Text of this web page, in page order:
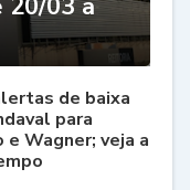
de baixa
para
Wagner; veja a